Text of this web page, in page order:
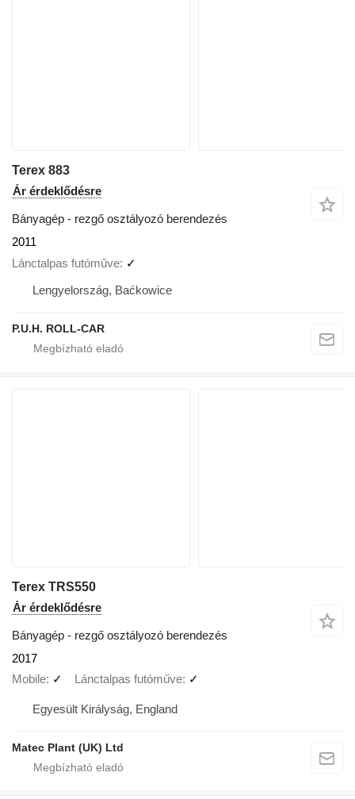
Terex 883
Ár érdeklődésre
Bányagép - rezgő osztályozó berendezés
2011
Lánctalpas futóműve ✓
Lengyelország, Baćkowice
P.U.H. ROLL-CAR
Terex TRS550
Ár érdeklődésre
Bányagép - rezgő osztályozó berendezés
2017
Mobile ✓ Lánctalpas futóműve ✓
Egyesült Királyság, England
Matec Plant (UK) Ltd